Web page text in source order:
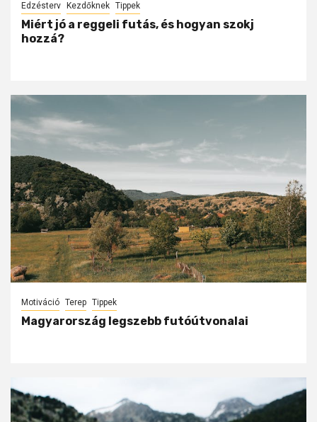
Edzésterv Kezdőknek Tippek
Miért jó a reggeli futás, és hogyan szokj
hozzá?
Motiváció Terep Tippek
Magyarország legszebb futóútvonalai